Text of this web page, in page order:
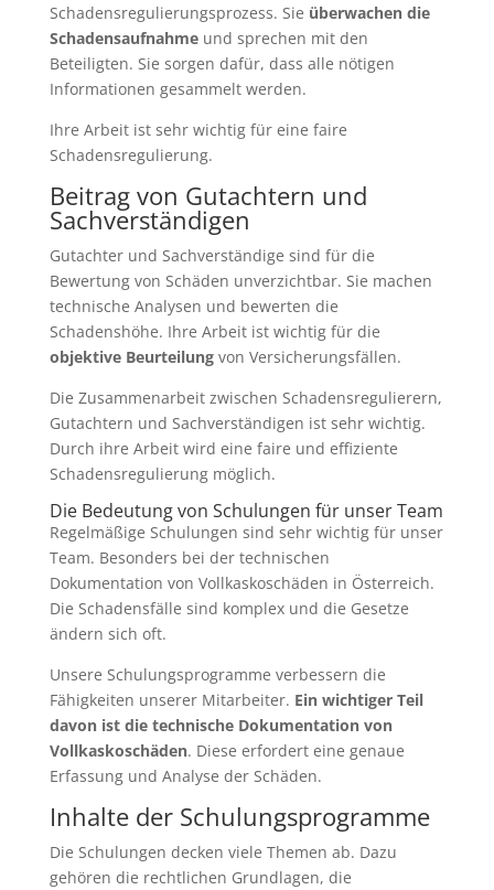
Schadensregulierungsprozess. Sie überwachen die
Schadensaufnahmeund sprechen mit den
Beteiligten. Sie sorgen dafür, dass alle nötigen
Informationen gesammelt werden.
Ihre Arbeit ist sehr wichtig für eine faire
Schadensregulierung.
Beitrag von Gutachtern und
Sachverständigen
Gutachter und Sachverständige sind für die
Bewertung von Schäden unverzichtbar. Sie machen
technische Analysen und bewerten die
Schadenshöhe. Ihre Arbeit ist wichtig für die
objektive Beurteilungvon Versicherungsfällen.
Die Zusammenarbeit zwischen Schadensregulierern,
Gutachtern und Sachverständigen ist sehr wichtig.
Durch ihre Arbeit wird eine faire und effiziente
Schadensregulierung möglich.
Die Bedeutung von Schulungen für unser Team
Regelmäßige Schulungen sind sehr wichtig für unser
Team. Besonders bei der technischen
Dokumentation von Vollkaskoschäden in Österreich.
Die Schadensfälle sind komplex und die Gesetze
ändern sich oft.
Unsere Schulungsprogramme verbessern die
Fähigkeiten unserer Mitarbeiter. Ein wichtiger Teil
davon ist die technische Dokumentation von
Vollkaskoschäden. Diese erfordert eine genaue
Erfassung und Analyse der Schäden.
Inhalte der Schulungsprogramme
Die Schulungen decken viele Themen ab. Dazu
gehören die rechtlichen Grundlagen, die